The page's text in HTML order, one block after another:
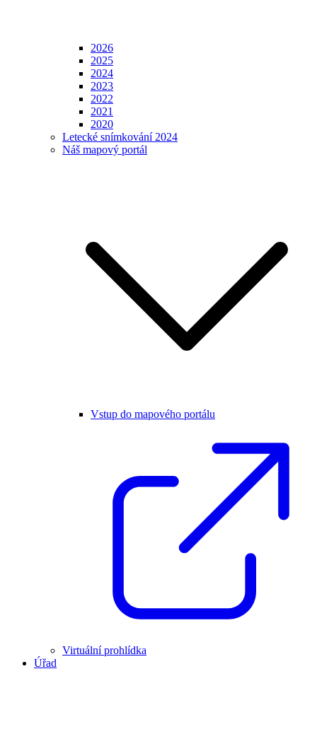
2026
2025
2024
2023
2022
2021
2020
Letecké snímkování 2024
Náš mapový portál
Vstup do mapového portálu
Virtuální prohlídka
Úřad